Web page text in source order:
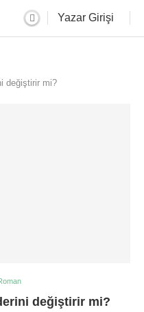
Yazar Girişi
değiştirir mi?
değiştirir mi?